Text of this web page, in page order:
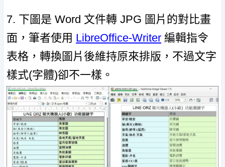
7. 下圖是 Word 文件轉 JPG 圖片的對比畫
面，筆者使用 LibreOffice-Writer 編輯指令
表格，轉換圖片後維持原來排版，不過文字
樣式(字體)卻不一樣。